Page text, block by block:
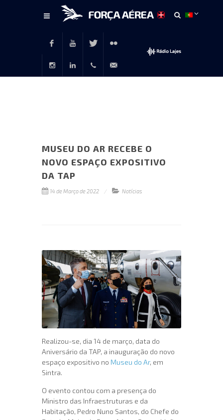
FacebookYoutubeTwitter Flickr
MUSEU DO AR RECEBE O
NOVO ESPAÇO EXPOSITIVO
DA TAP
14 de Março de 2022 Notícias
Realizou-se, dia 14 de março, data do
Aniversário da TAP, a inauguração do novo
espaço expositivo no Museu do Ar, em
Sintra.
O evento contou com a presença do
Ministro das Infraestruturas e da
Habitação, Pedro Nuno Santos, do Chefe do